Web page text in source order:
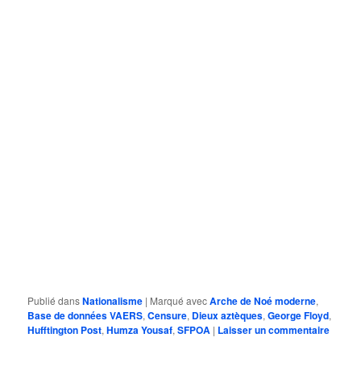
Publié dansNationalisme | Marqué avecArche de Noé moderne,
Base de données VAERS,Censure, Dieux aztèques,George Floyd,
Hufftington Post,Humza Yousaf,SFPOA | Laisser un commentaire